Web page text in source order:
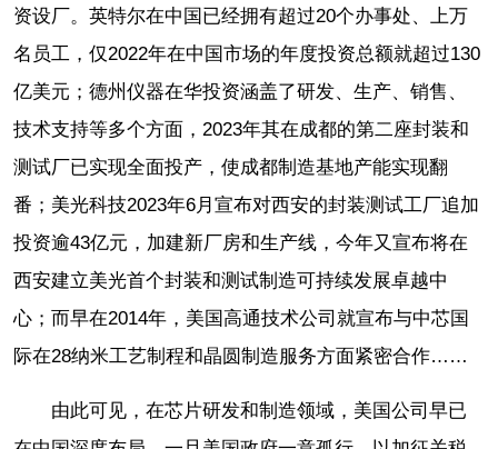
资设厂。英特尔在中国已经拥有超过20个办事处、上万
名员工，仅2022年在中国市场的年度投资总额就超过130
亿美元；德州仪器在华投资涵盖了研发、生产、销售、
技术支持等多个方面，2023年其在成都的第二座封装和
测试厂已实现全面投产，使成都制造基地产能实现翻
番；美光科技2023年6月宣布对西安的封装测试工厂追加
投资逾43亿元，加建新厂房和生产线，今年又宣布将在
西安建立美光首个封装和测试制造可持续发展卓越中
心；而早在2014年，美国高通技术公司就宣布与中芯国
际在28纳米工艺制程和晶圆制造服务方面紧密合作……
由此可见，在芯片研发和制造领域，美国公司早已